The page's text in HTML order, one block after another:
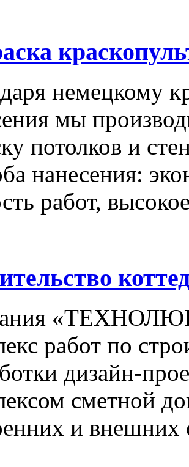
немецкому
мы
потолков и
нанесения:
работ,
работ по
дизайн-
сметной
и внешних